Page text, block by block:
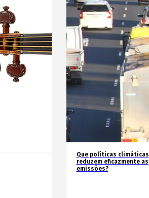
Que políticas climáticas
reduzem eficazmente as
emissões?